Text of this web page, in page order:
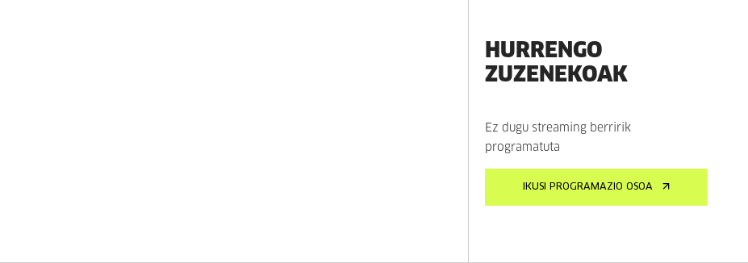
HURRENGO
ZUZENEKOAK
Ez dugu streaming berririk
programatuta
IKUSI PROGRAMAZIO OSOA